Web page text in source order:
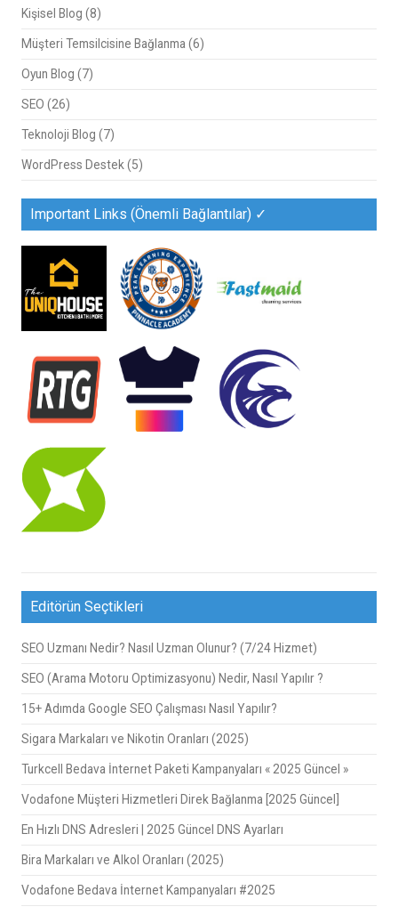
Kişisel Blog (8)
Müşteri Temsilcisine Bağlanma (6)
Oyun Blog (7)
SEO (26)
Teknoloji Blog (7)
WordPress Destek (5)
Important Links (Önemli Bağlantılar) ✓
Editörün Seçtikleri
SEO Uzmanı Nedir? Nasıl Uzman Olunur? (7/24 Hizmet)
SEO (Arama Motoru Optimizasyonu) Nedir, Nasıl Yapılır ?
15+ Adımda Google SEO Çalışması Nasıl Yapılır?
Sigara Markaları ve Nikotin Oranları (2025)
Turkcell Bedava İnternet Paketi Kampanyaları « 2025 Güncel »
Vodafone Müşteri Hizmetleri Direk Bağlanma [2025 Güncel]
En Hızlı DNS Adresleri | 2025 Güncel DNS Ayarları
Bira Markaları ve Alkol Oranları (2025)
Vodafone Bedava İnternet Kampanyaları #2025